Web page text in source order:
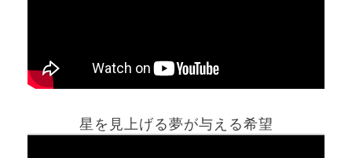
星を見上げる夢が与える希望
ホーム